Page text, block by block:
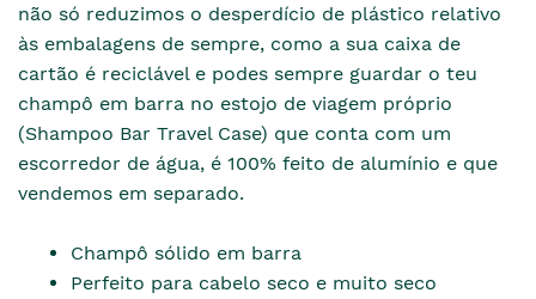
não só reduzimos o desperdício de plástico relativo
às embalagens de sempre, como a sua caixa de
cartão é reciclável e podes sempre guardar o teu
champô em barra no estojo de viagem próprio
(Shampoo Bar Travel Case) que conta com um
escorredor de água, é 100% feito de alumínio e que
vendemos em separado.
Champô sólido em barra
Perfeito para cabelo seco e muito seco